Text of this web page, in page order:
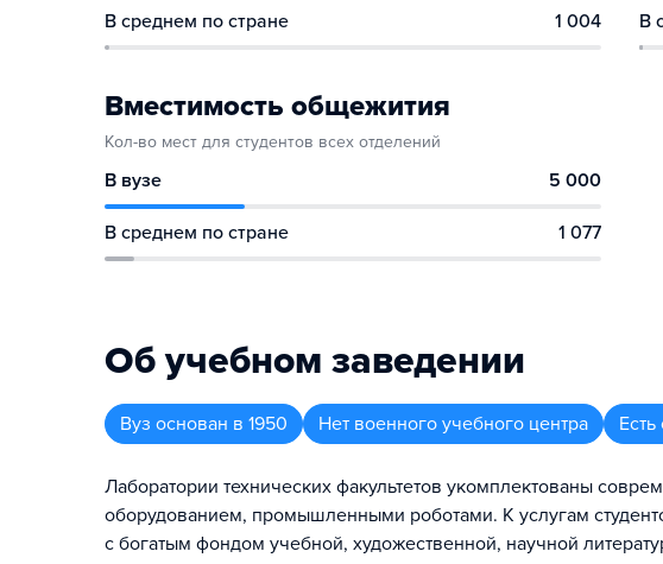
В среднем по стране 1 004 В
Вместимость общежития
Кол-во мест для студентов всех отделений
В вузе 5 000
В среднем по стране 1 077
Об учебном заведении
Вуз основан в 1950 Нет военного учебного центра
Лаборатории технических факультетов укомплектованы
оборудованием, промышленными роботами. К услугам
с богатым фондом учебной, художественной, научной